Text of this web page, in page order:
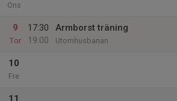
Ons
9
Tor
17:30
19:00
Armborst träning
Utomhusbanan
10
Fre
11